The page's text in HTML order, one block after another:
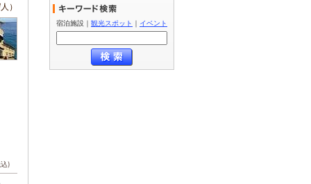
）
)
宿泊施設 ｜ 観光スポット ｜ イベント